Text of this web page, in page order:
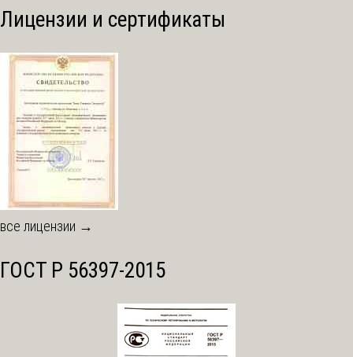
Лицензии и сертификаты
все лицензии →
ГОСТ Р 56397-2015